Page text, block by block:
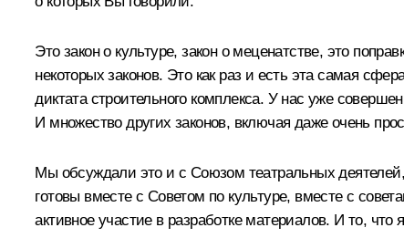
Это закон о культуре, закон о меценатстве, это
некоторых законов. Это как раз и есть эта самая
диктата строительного комплекса. У нас уже
И множество других законов, включая даже очень
Мы обсуждали это и с Союзом театральных
готовы вместе с Советом по культуре, вместе с
активное участие в разработке материалов. И то,